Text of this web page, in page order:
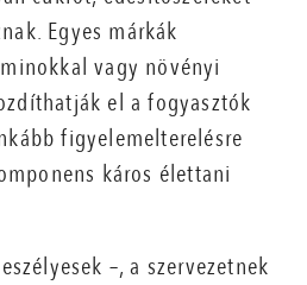
Egyes márkák
vagy növényi
el a fogyasztók
figyelemelterelésre
káros élettani
–, a szervezetnek